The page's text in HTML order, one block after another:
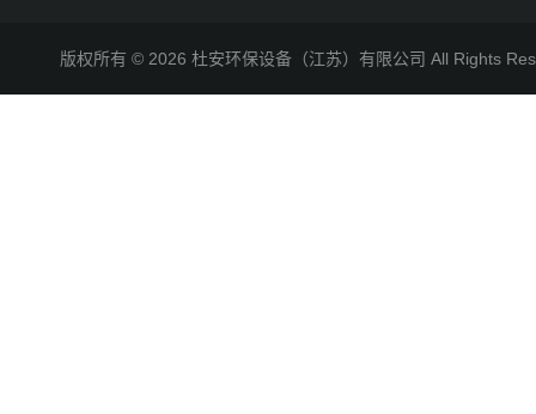
版权所有 © 2026 杜安环保设备（江苏）有限公司 All Rights